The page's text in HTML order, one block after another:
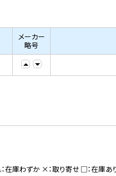
メーカー
略号
在庫わずか ×：取り寄せ □：在庫あ